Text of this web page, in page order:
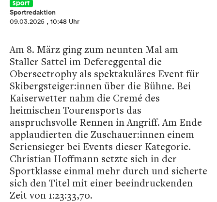
Sport
Sportredaktion
09.03.2025 , 10:48 Uhr
Am 8. März ging zum neunten Mal am
Staller Sattel im Defereggental die
Oberseetrophy als spektakuläres Event für
Skibergsteiger:innen über die Bühne. Bei
Kaiserwetter nahm die Cremé des
heimischen Tourensports das
anspruchsvolle Rennen in Angriff. Am Ende
applaudierten die Zuschauer:innen einem
Seriensieger bei Events dieser Kategorie.
Christian Hoffmann setzte sich in der
Sportklasse einmal mehr durch und sicherte
sich den Titel mit einer beeindruckenden
Zeit von 1:23:33,70.